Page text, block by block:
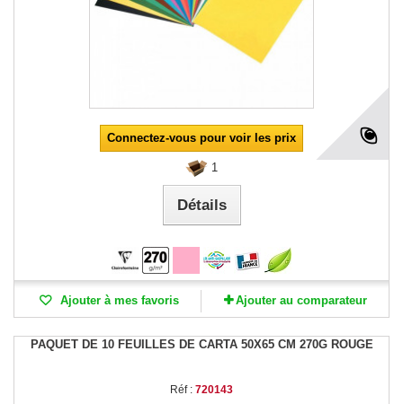
Connectez-vous pour voir les prix
1
Détails
Ajouter à mes favoris Ajouter au comparateur
PAQUET DE 10 FEUILLES DE CARTA 50X65 CM 270G ROUGE
Réf : 720143